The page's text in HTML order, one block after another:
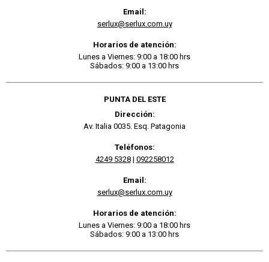
Email:
serlux@serlux.com.uy
Horarios de atención:
Lunes a Viernes: 9:00 a 18:00 hrs
Sábados: 9:00 a 13:00 hrs
PUNTA DEL ESTE
Dirección:
Av. Italia 0035. Esq. Patagonia
Teléfonos:
4249 5328| 092258012
Email:
serlux@serlux.com.uy
Horarios de atención:
Lunes a Viernes: 9:00 a 18:00 hrs
Sábados: 9:00 a 13:00 hrs